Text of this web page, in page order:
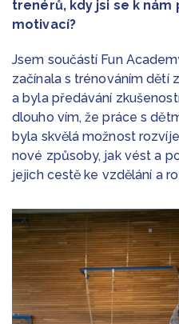
trenérů, kdy jsi se k
motivací?
Jsem součástí Fun
začínala s trénováním dětí
a byla předávání
dlouho vím, že práce s
byla skvělá možnost
nové způsoby, jak vést a
jejich cestě ke vzdělání a